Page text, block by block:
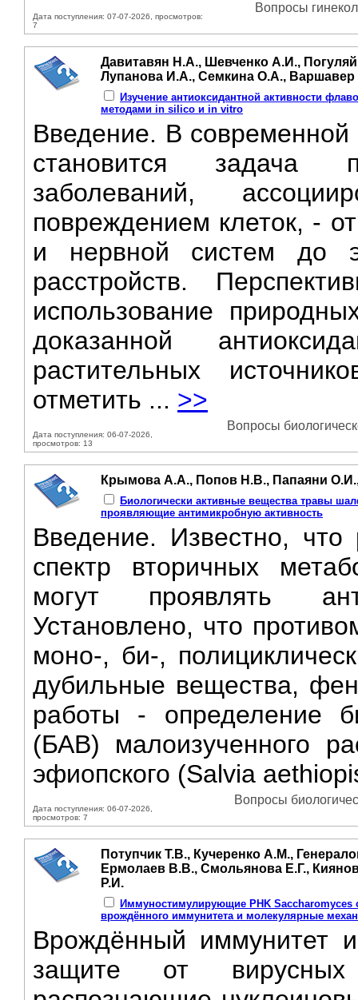
Дата поступления: 07-07-2026, просмотров:
7
Вопросы
Давитавян Н.А., Шевченко А.И.,
Лупанова И.А., Семкина О.А.,
Изучение антиоксидантной активности
методами in silico и in vitro
Введение. B
становится задача
заболеваний,
повреждением клеток, -
и нервной систем до
расстройств.
использование
доказанной
растительных
отметить ... >>
Дата поступления: 06-07-2026,
просмотров: 13
Вопросы
Крымова А.А., Попов Н.В., Папаяни
Биологически активные вещества травы
проявляющие антимикробную активность
Введение. Известно, что
спектр вторичных
могут проявлять
Установлено, что
моно-, би-,
дубильные вещества,
работы - определение
(БАВ) малоизученного
эфиопского (Salvia
Дата поступления: 06-07-2026,
просмотров: 7
Вопросы
Потупчик Т.В., Кучеренко А.М.,
Ермолаев В.В., Смольянова Е.Г.,
Р.И.
Иммуностимулирующие PHK Saccharomyces
врождённого иммунитета и молекулярные
Врождённый иммунитет
защите от